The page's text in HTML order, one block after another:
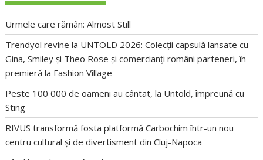
Urmele care rămân: Almost Still
Trendyol revine la UNTOLD 2026: Colecții capsulă lansate cu
Gina, Smiley și Theo Rose și comercianți români parteneri, în
premieră la Fashion Village
Peste 100 000 de oameni au cântat, la Untold, împreună cu
Sting
RIVUS transformă fosta platformă Carbochim într-un nou
centru cultural și de divertisment din Cluj-Napoca